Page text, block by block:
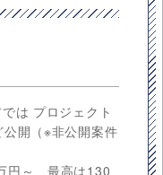
は プロジェクト
開（※非公開案件
円～、最高は130